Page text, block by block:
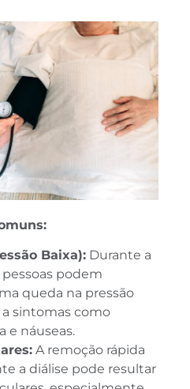
Baixa): Durante a
podem
queda na pressão
sintomas como
e náuseas.
A remoção rápida
a diálise pode resultar